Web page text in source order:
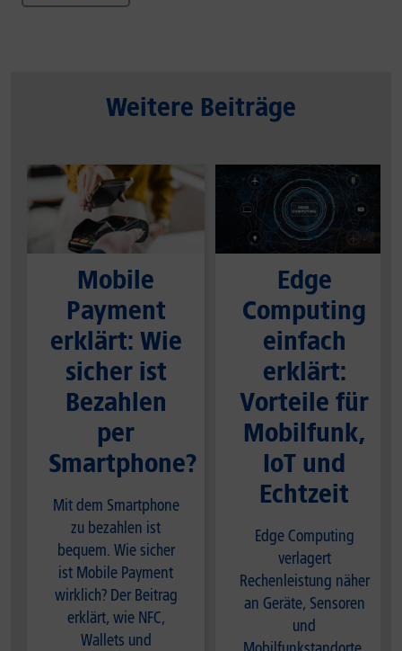
Weitere Beiträge
Mobile
Payment
erklärt: Wie
sicher ist
Bezahlen
per
Smartphone?
Mit dem Smartphone
zu bezahlen ist
bequem. Wie sicher
ist Mobile Payment
wirklich? Der Beitrag
erklärt, wie NFC,
Wallets und
Edge
Computing
einfach
erklärt:
Vorteile für
Mobilfunk,
IoT und
Echtzeit
Edge Computing
verlagert
Rechenleistung näher
an Geräte, Sensoren
und